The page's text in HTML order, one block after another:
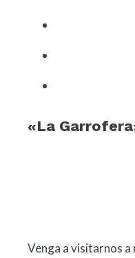
«La
Venga a visitarnos a